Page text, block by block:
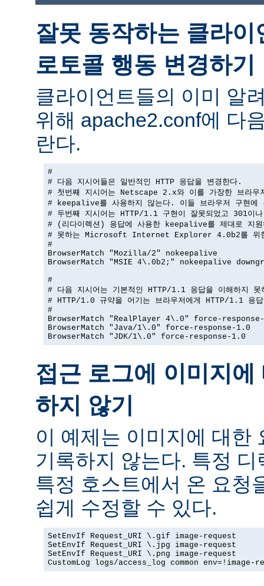
잘못 동작하는 클라
로토콜 행동 변경하기
클라이언트들의 이미 알
위해 apache2.conf에 다
란다.
#
# 다음 지시어들은 일반적인 HTTP 응답을 변경한다.
# 첫번째 지시어는 Netscape 2.x와 이를 가장한 브라우
# keepalive를 사용하지 않는다. 이들 브라우저 구현에
# 두번째 지시어는 HTTP/1.1 구현이 잘못되었고 301이
# (리다이렉션) 응답에 사용한 keepalive를 제대로 지원
# 못하는 Microsoft Internet Explorer 4.0b2를 위
#
BrowserMatch "Mozilla/2" nokeepalive
BrowserMatch "MSIE 4\.0b2;" nokeepalive
#
# 다음 지시어는 기본적인 HTTP/1.1 응답을 이해하지 못
# HTTP/1.0 규약을 어기는 브라우저에게 HTTP/1.1 응
#
BrowserMatch "RealPlayer 4\.0" force-
BrowserMatch "Java/1\.0" force-response-1.0
BrowserMatch "JDK/1\.0" force-response-1.0
접근 로그에 이미지
하지 않기
이 예제는 이미지에 대한
기록하지 않는다. 특정
특정 호스트에서 온 요청
쉽게 수정할 수 있다.
SetEnvIf Request_URI \.gif image-request
SetEnvIf Request_URI \.jpg image-request
SetEnvIf Request_URI \.png image-request
CustomLog logs/access_log common env=!image-